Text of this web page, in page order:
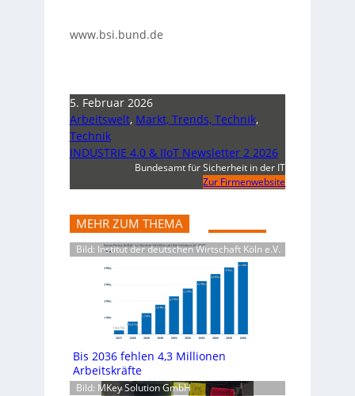
www.bsi.bund.de
5. Februar 2026
Arbeitswelt, Markt, Trends, Technik,
Technik
INDUSTRIE 4.0 & IIoT Newsletter 2 2026
Bundesamt für Sicherheit in der IT
Zur Firmenwebsite
MEHR ZUM THEMA
Bild: Institut der deutschen Wirtschaft Köln e.V.
Bis 2036 fehlen 4,3 Millionen
Arbeitskräfte
Bild: MKey Solution GmbH